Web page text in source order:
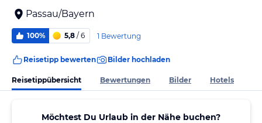
Passau/Bayern
100% 5,8 / 6 1 Bewertung
Reisetipp bewerten Bilder hochladen
Reisetippübersicht Bewertungen Bilder Hotels
Möchtest Du Urlaub in der Nähe buchen?